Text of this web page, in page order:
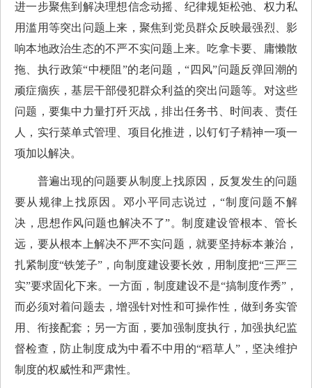
进一步聚焦到解决理想信念动摇、纪律规矩松弛、权力私
用滥用等突出问题上来，聚焦到党员群众反映最强烈、影
响本地政治生态的不严不实问题上来。吃拿卡要、庸懒散
拖、执行政策“中梗阻”的老问题，“四风”问题反弹回潮的
顽症痼疾，基层干部侵犯群众利益的突出问题等。对这些
问题，要集中力量打歼灭战，排出任务书、时间表、责任
人，实行菜单式管理、项目化推进，以钉钉子精神一项一
项加以解决。
普遍出现的问题要从制度上找原因，反复发生的问题
要从规律上找原因。邓小平同志说过，“制度问题不解
决，思想作风问题也解决不了”。制度建设管根本、管长
远，要从根本上解决不严不实问题，就要坚持标本兼治，
扎紧制度“铁笼子”，向制度建设要长效，用制度把“三严三
实”要求固化下来。一方面，制度建设不是“搞制度作秀”，
而必须对着问题去，增强针对性和可操作性，做到务实管
用、衔接配套；另一方面，要加强制度执行，加强执纪监
督检查，防止制度成为中看不中用的“稻草人”，坚决维护
制度的权威性和严肃性。